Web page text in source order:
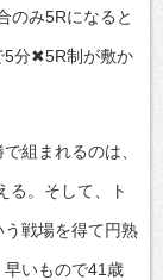
のみ5Rになると
5分✖5R制が敷か
組まれるのは、
る。そして、ト
戦場を得て円熟
いもので41歳